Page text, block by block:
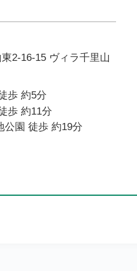
2-16-15 ヴィラ千里山
歩 約5分
歩 約11分
公園 徒歩 約19分